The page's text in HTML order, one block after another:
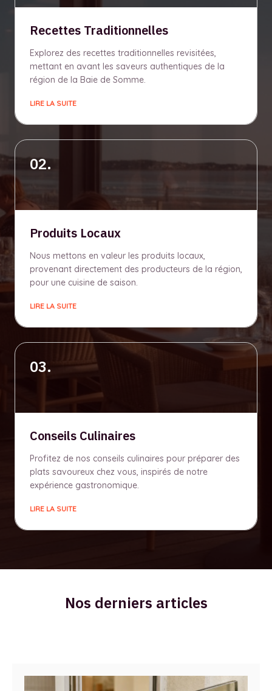
Recettes Traditionnelles
Explorez des recettes traditionnelles revisitées,
mettant en avant les saveurs authentiques de la
région de la Baie de Somme.
LIRE LA SUITE
02.
Produits Locaux
Nous mettons en valeur les produits locaux,
provenant directement des producteurs de la région,
pour une cuisine de saison.
LIRE LA SUITE
03.
Conseils Culinaires
Profitez de nos conseils culinaires pour préparer des
plats savoureux chez vous, inspirés de notre
expérience gastronomique.
LIRE LA SUITE
Nos derniers articles